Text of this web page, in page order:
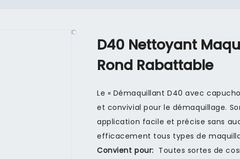
D40 Nettoyant
Rond Rabattable
Le « Démaquillant D40 avec
et convivial pour le démaquillage.
application facile et précise sans
efficacement tous types de
Convient pour: Toutes sortes de